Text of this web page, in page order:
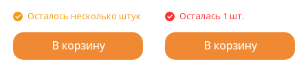
Осталось несколько штук
В корзину
Осталась 1 шт.
В корзину